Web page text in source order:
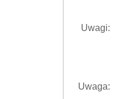
Uwagi:
Uwaga: